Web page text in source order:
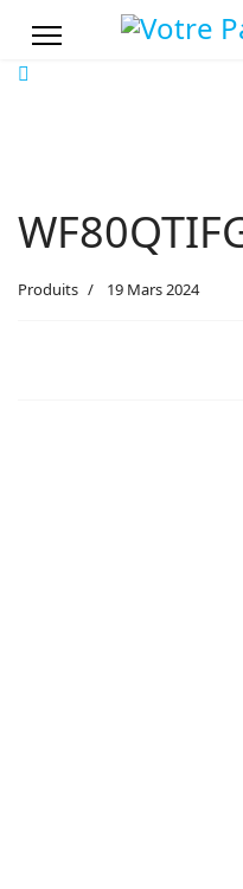
Produits 19 Mars 2024